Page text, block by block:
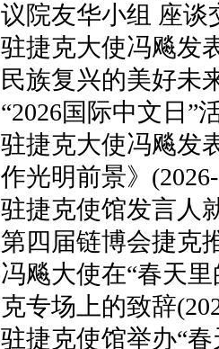
议院友华小组 座谈
驻捷克大使冯飚发
民族复兴的美好未
“2026国际中文日”
驻捷克大使冯飚发
作光明前景》
驻捷克使馆发言人
第四届链博会捷克
冯飚大使在“春天
克专场上的致辞
驻捷克使馆举办“